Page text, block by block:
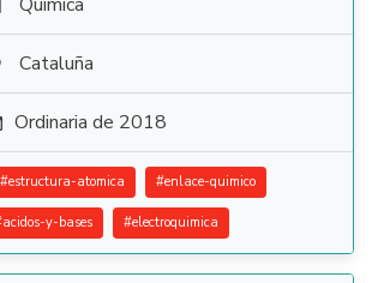
Cataluña
Ordinaria de 2018
#estructura-atomica #enlace-quimico
acidos-y-bases #electroquimica